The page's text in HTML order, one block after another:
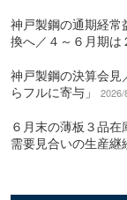
神戸製鋼の通期経
換へ／４～６月期は
神戸製鋼の決算会
らフルに寄与」
2026/
６月末の薄板３品在
需要見合いの生産継